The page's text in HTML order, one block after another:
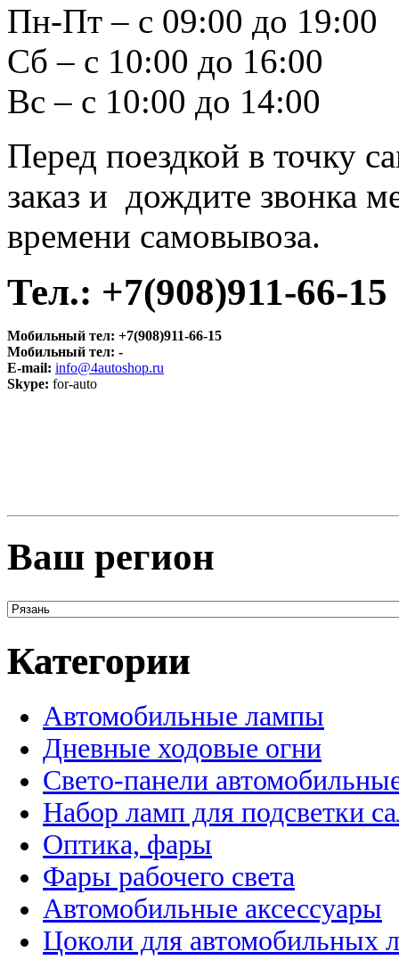
Пн-Пт – с 09:00 до 19:00
Сб – с 10:00 до 16:00
Вс – с 10:00 до 14:00
Перед поездкой в точку
заказ и дождите звонка
времени самовывоза.
Тел.: +7(908)911-66-15
Мобильный тел: +7(908)911-66-15
Мобильный тел: -
E-mail: info@4autoshop.ru
Skype: for-auto
Ваш регион
Категории
Автомобильные лампы
Дневные ходовые огни
Свето-панели
Набор ламп для подсветки
Оптика, фары
Фары рабочего света
Автомобильные аксессуары
Цоколи для автомобильных